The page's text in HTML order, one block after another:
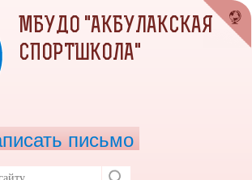
МБУДО "АКБУЛАКСКАЯ
СПОРТШКОЛА"
письмо